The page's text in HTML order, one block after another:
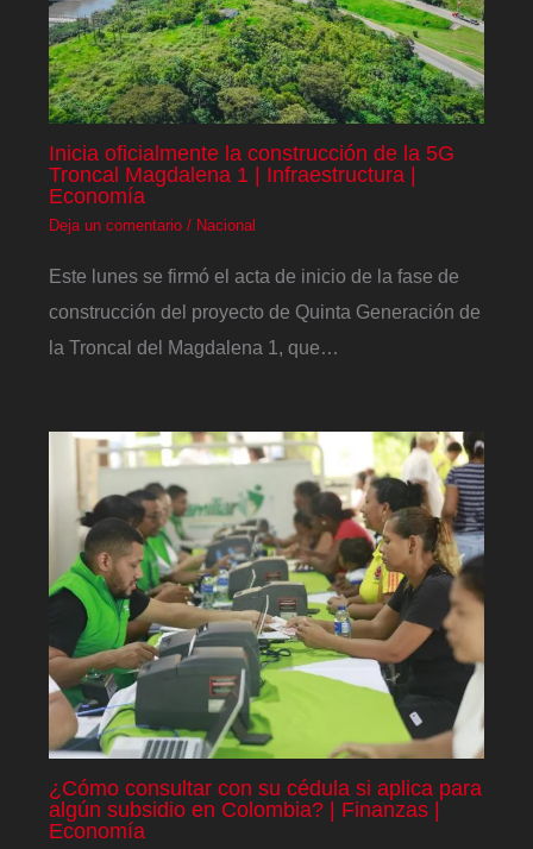
Inicia oficialmente la construcción de la 5G
Troncal Magdalena 1 | Infraestructura |
Economía
Deja un comentario / Nacional
Este lunes se firmó el acta de inicio de la fase de
construcción del proyecto de Quinta Generación de
la Troncal del Magdalena 1, que…
¿Cómo consultar con su cédula si aplica para
algún subsidio en Colombia? | Finanzas |
Economía